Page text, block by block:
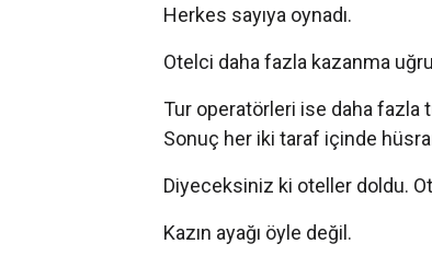
Herkes sayıya oynadı.
Otelci daha fazla kazanma
Tur operatörleri ise daha fazla
Sonuç her iki taraf içinde
Diyeceksiniz ki oteller doldu.
Kazın ayağı öyle değil.